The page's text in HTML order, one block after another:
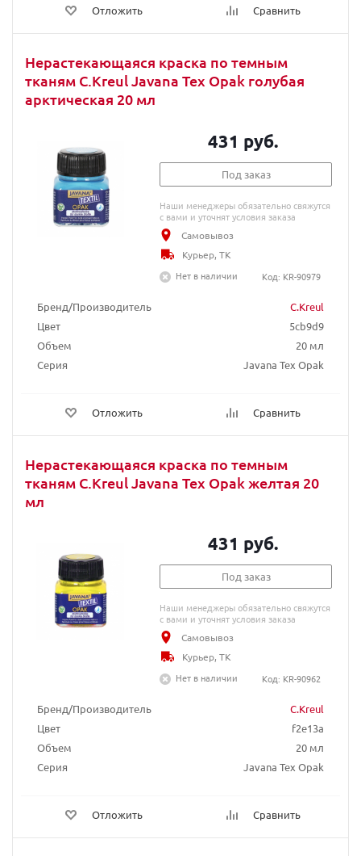
Отложить Сравнить
Нерастекающаяся краска по темным
тканям C.Kreul Javana Tex Opak голубая
арктическая 20 мл
Бренд/Производитель
C.Kreul
Цвет
5cb9d9
Объем
20 мл
Серия
Javana Tex Opak
Отложить Сравнить
431 руб.
Под заказ
Наши менеджеры обязательно свяжутся
с вами и уточнят условия заказа
Самовывоз
Курьер, ТК
Нет в наличии
Код: KR-90979
Нерастекающаяся краска по темным
тканям C.Kreul Javana Tex Opak желтая 20
мл
Бренд/Производитель
C.Kreul
Цвет
f2e13a
Объем
20 мл
Серия
Javana Tex Opak
Отложить Сравнить
431 руб.
Под заказ
Наши менеджеры обязательно свяжутся
с вами и уточнят условия заказа
Самовывоз
Курьер, ТК
Нет в наличии
Код: KR-90962